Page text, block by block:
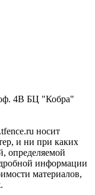
4В БЦ "Кобра"
носит
и ни при каких
определяемой
информации
материалов,